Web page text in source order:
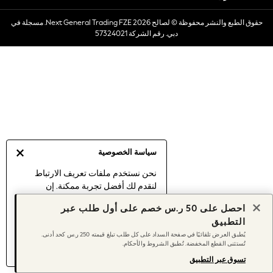
سياسة الخصوصية
نحن نستخدم ملفات تعريف الارتباط
لنقدم لك أفضل تجربة ممكنة. إن
موافقتك على استخدامنا لملفات تعريف
اكتشف المزيد عن إدارة إعدادات ملفات
تعريف الارتباط (الكوكيز).
Dresses
Occasionwear
Sets & Outfits
Sun Hats & Caps
Women's Holiday Shop
Women's Travel Styles
Dresses
Occasionwear
Linen Collection
Tops & T-Shirts
حقوق الطبع والنشر محفوظة © لصالح 2026 Next General Trading FZE. مسجلة في
دبي. رقم الشركة 57324021
احصل على 50 ر.س خصم على أول طلب عبر
التطبيق
يُطبق العرض تلقائيًا في صفحة السداد على كل طلب تبلغ قيمته 250 ر.س كحد أدنى.
تُستثنى القطع المخفضة. تُطبق الشروط والأحكام.
تسوق عبر التطبيق